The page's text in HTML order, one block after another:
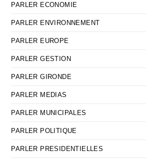
PARLER ECONOMIE
PARLER ENVIRONNEMENT
PARLER EUROPE
PARLER GESTION
PARLER GIRONDE
PARLER MEDIAS
PARLER MUNICIPALES
PARLER POLITIQUE
PARLER PRESIDENTIELLES